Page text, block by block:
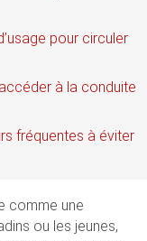
pour circuler
à la conduite
fréquentes à éviter
comme une
ou les jeunes,